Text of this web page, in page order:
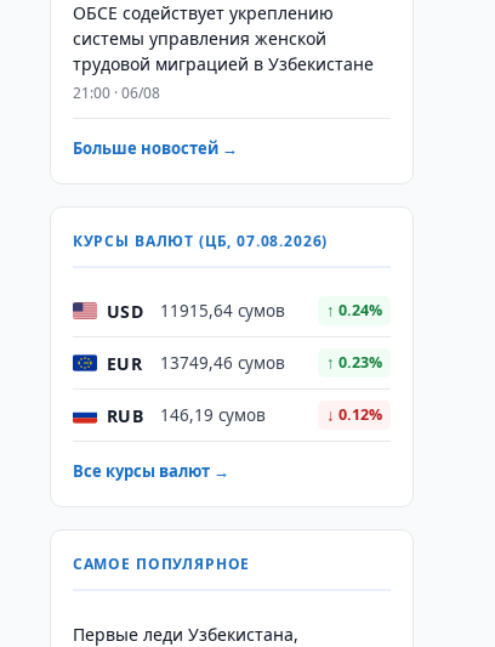
ОБСЕ содействует укреплению
системы управления женской
трудовой миграцией в Узбекистане
21:00 · 06/08
Больше новостей →
КУРСЫ ВАЛЮТ (ЦБ, 07.08.2026)
USD 11915,64 сумов ↑ 0.24%
EUR 13749,46 сумов ↑ 0.23%
RUB 146,19 сумов ↓ 0.12%
Все курсы валют →
САМОЕ ПОПУЛЯРНОЕ
Первые леди Узбекистана,